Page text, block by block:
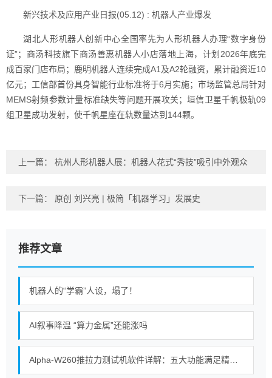
新兴技术及应用产业日报(05.12) : 机器人产业爆发
湖北人形机器人创新中心全国率先为人形机器人办理“数字身份
证”；商汤科技旗下商汤善惠机器人小店落地上海，计划2026年底完
成百家门店布局；鹿明机器人连续完成A1及A2轮融资，累计融资近10
亿元；工信部首份具身智能行业标准将于6月实施；市场监管总局针对
MEMS射频参数计量标准缺失等问题开展攻关；垣信卫星千帆极轨09
组卫星成功发射，使千帆星座在轨数量达到144颗。
上一篇： 杭州人形机器人展：机器人花式“秀技”吸引中外观众
下一篇： 原创 刘兴亮 | 极简「机器学习」发展史
推荐文章
机器人的“学霸”人设，塌了！
AI叙事降温 “算力金属”还能涨吗